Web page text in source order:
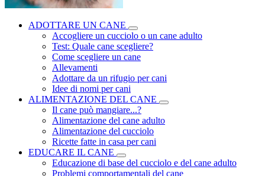
ADOTTARE UN CANE
Accogliere un cucciolo o un cane adulto
Test: Quale cane scegliere?
Come scegliere un cane
Allevamenti
Adottare da un rifugio per cani
Idee di nomi per cani
ALIMENTAZIONE DEL CANE
Il cane può mangiare...?
Alimentazione del cane adulto
Alimentazione del cucciolo
Ricette fatte in casa per cani
EDUCARE IL CANE
Educazione di base del cucciolo e del cane adulto
Problemi comportamentali del cane